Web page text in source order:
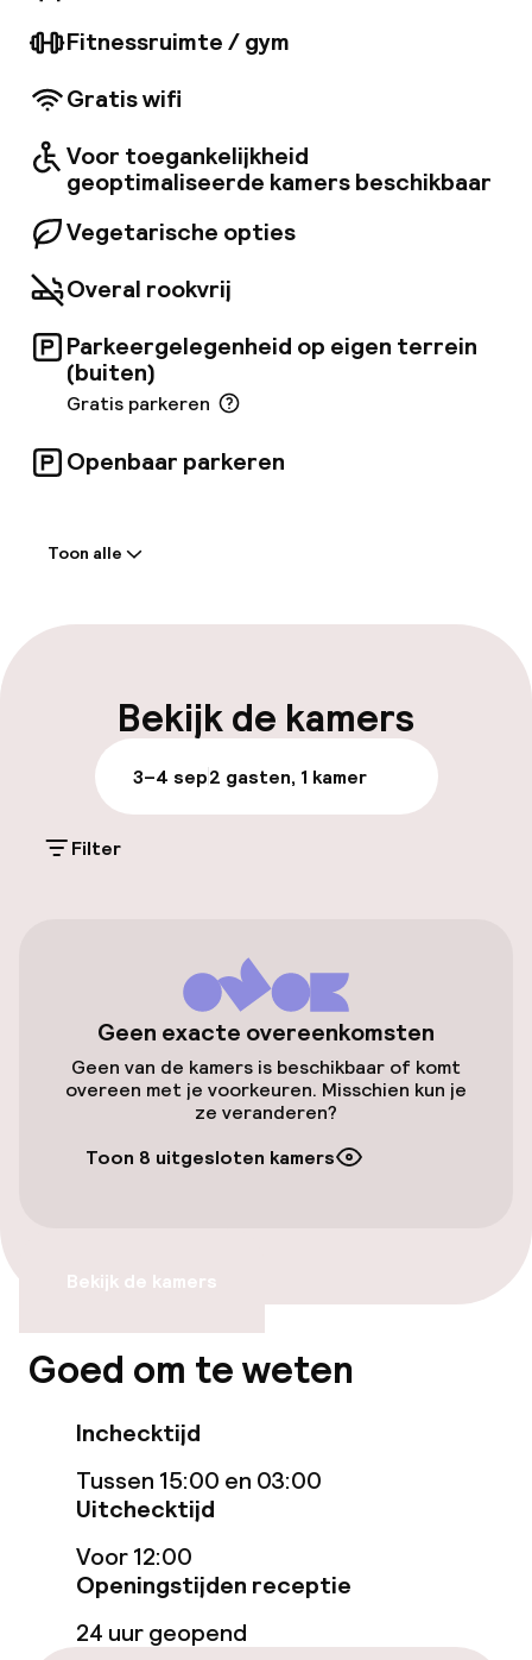
toegankelijke faciliteiten en uitstekende
service. Ze kunnen genieten van een heerlijke
zijn compleet met alle moderne voorzieningen
Fitnessruimte / gym
Gratis wifi
Voor toegankelijkheid
geoptimaliseerde kamers beschikbaar
Vegetarische opties
Overal rookvrij
Parkeergelegenheid op eigen terrein
(buiten)
Gratis parkeren
Openbaar parkeren
Meertalige medewerkers
Parkeren & mobiliteit
Parkeergelegenheid op eigen terrein
(buiten)
Openbaar parkeren
Voor toegankelijkheid
geoptimaliseerde kamers beschikbaar
geoptimaliseerde kamers beschikbaar
Zwemmen & wellness
Massage
Toon alle
Bekijk de kamers
3–4 sep2 gasten, 1 kamer
Filter
Geen exacte overeenkomsten
Geen van de kamers is beschikbaar of komt
overeen met je voorkeuren. Misschien kun je
ze veranderen?
Toon 8 uitgesloten kamers
Bekijk de kamers
Goed om te weten
Inchecktijd
Tussen 15:00 en 03:00
Uitchecktijd
Voor 12:00
Openingstijden receptie
24 uur geopend